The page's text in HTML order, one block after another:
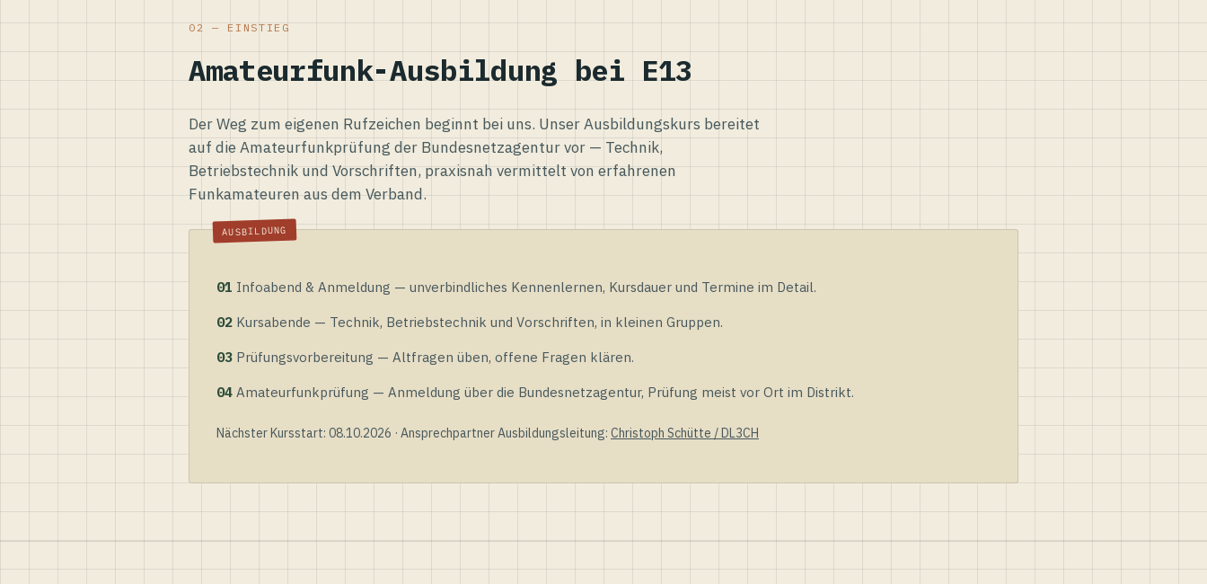
02 — EINSTIEG
Amateurfunk-Ausbildung bei E13
Der Weg zum eigenen Rufzeichen beginnt bei uns. Unser Ausbildungskurs bereitet
auf die Amateurfunkprüfung der Bundesnetzagentur vor — Technik,
Betriebstechnik und Vorschriften, praxisnah vermittelt von erfahrenen
Funkamateuren aus dem Verband.
01 Infoabend & Anmeldung — unverbindliches Kennenlernen, Kursdauer und Termine im Detail.
02 Kursabende — Technik, Betriebstechnik und Vorschriften, in kleinen Gruppen.
03 Prüfungsvorbereitung — Altfragen üben, offene Fragen klären.
04 Amateurfunkprüfung — Anmeldung über die Bundesnetzagentur, Prüfung meist vor Ort im Distrikt.
Nächster Kursstart: 08.10.2026 · Ansprechpartner Ausbildungsleitung: Christoph Schütte / DL3CH